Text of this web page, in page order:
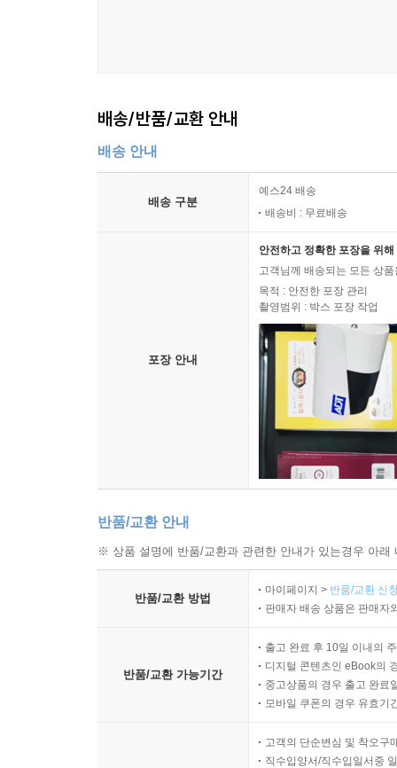
배송/반품/교환 안내
배송 안내
배송 구분
예스24 배송
배송비 : 무료배송
포장 안내
안전하고 정확한 포장을 위
고객님께 배송되는 모든 상
목적 : 안전한 포장 관리
촬영범위 : 박스 포장 작업
반품/교환 안내
※ 상품 설명에 반품/교환과 관련한 안내가 있는경우 아
반품/교환 방법
마이페이지 > 반품/교환 신
판매자 배송 상품은 판매자
반품/교환 가능기간
출고 완료 후 10일 이내의
디지털 콘텐츠인 eBook의
중고상품의 경우 출고 완료
모바일 쿠폰의 경우 유효기
고객의 단순변심 및 착오구
직수입양서/직수입일서중